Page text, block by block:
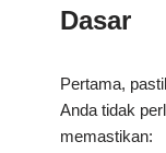
Dasar
Pertama,
Anda tidak
memastikan: